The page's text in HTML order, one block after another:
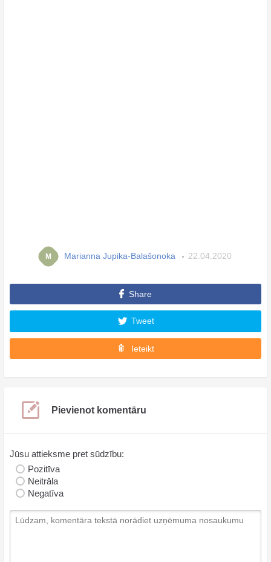
M Marianna Jupika-Balašonoka 22.04.2020
Share
Tweet
Ieteikt
Pievienot komentāru
Jūsu attieksme pret sūdzību:
Pozitīva
Neitrāla
Negatīva